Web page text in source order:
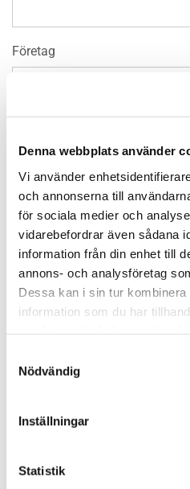
Denna webbplats använder
Vi använder
och annonserna till
för sociala medier och
vidarebefordrar även sådana
information från din enhet till
annons- och analysföretag
Dessa kan i sin tur
information som du har
Nödvändig
Inställningar
Statistik
Företag
E-post*
Telefon
Meddelande
Ladda upp CV och personligt